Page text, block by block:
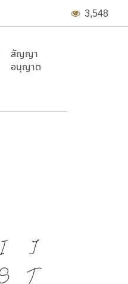
3,548
สัญญา
อนุญาต
I
J
T
วาม
รื่อง